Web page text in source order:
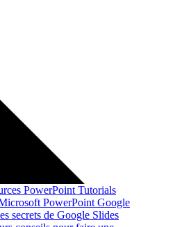
PowerPoint Tutorials
PowerPoint Google
secrets de Google Slides